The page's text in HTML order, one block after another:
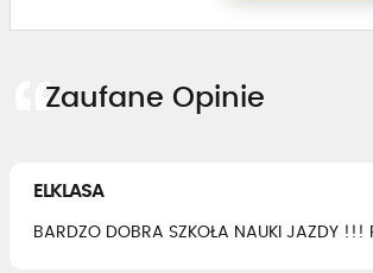
Zaufane Opinie
ELKLASA
BARDZO DOBRA SZKOŁA NAUKI JAZDY